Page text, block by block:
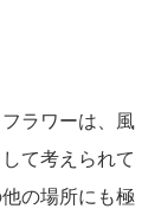
ラワーは、風
て考えられて
の場所にも極